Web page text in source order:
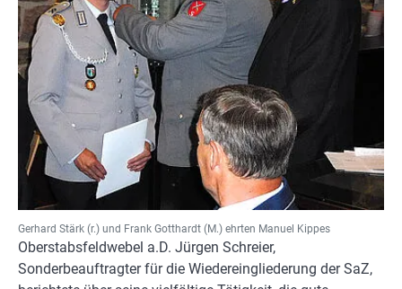
Gerhard Stärk (r.) und Frank Gotthardt (M.) ehrten Manuel Kippes
Oberstabsfeldwebel a.D. Jürgen Schreier,
Sonderbeauftragter für die Wiedereingliederung der SaZ,